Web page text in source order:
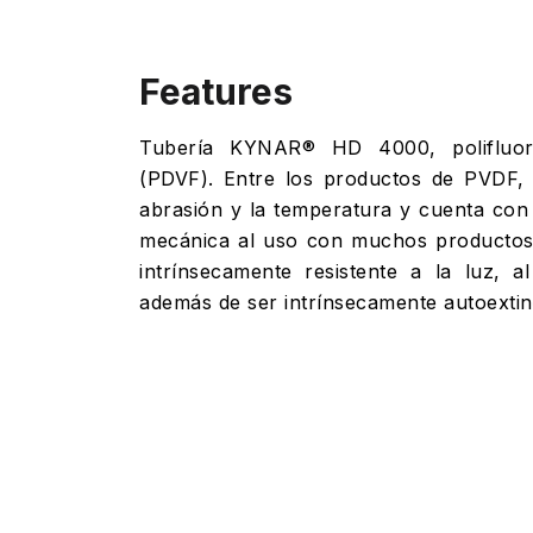
Features
Tubería KYNAR® HD 4000,
(PDVF). Entre los productos de
abrasión y la temperatura y cuenta
mecánica al uso con muchos
intrínsecamente resistente a la luz,
además de ser intrínsecamente